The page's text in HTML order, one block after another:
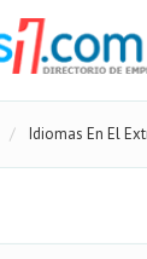
Idiomas En El